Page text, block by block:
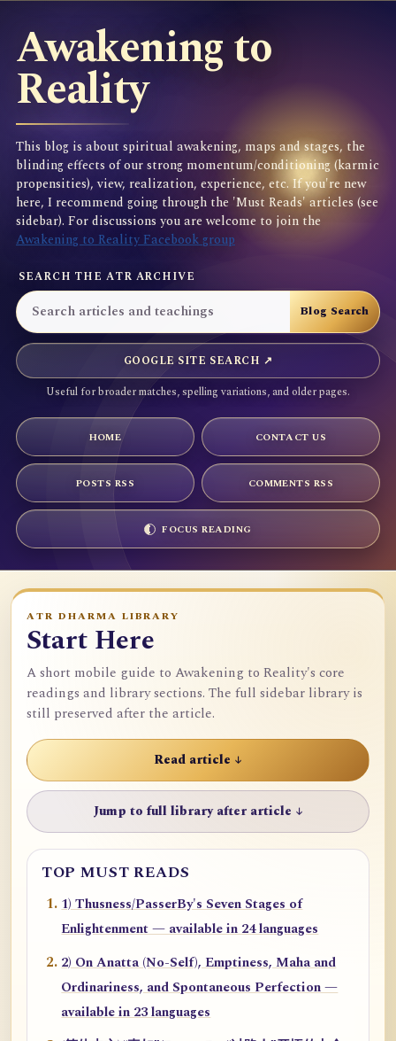
Awakening to
Reality
This blog is about spiritual awakening, maps and stages, the
blinding effects of our strong momentum/conditioning (karmic
propensities), view, realization, experience, etc. If you're new
here, I recommend going through the 'Must Reads' articles (see
sidebar). For discussions you are welcome to join the
Awakening to Reality Facebook group
SEARCH THE ATR ARCHIVE
GOOGLE SITE SEARCH ↗
Useful for broader matches, spelling variations, and older pages.
HOME CONTACT US
POSTS RSS COMMENTS RSS
FOCUS READING
ATR DHARMA LIBRARY
Start Here
A short mobile guide to Awakening to Reality's core
readings and library sections. The full sidebar library is
still preserved after the article.
Read article ↓
Jump to full library after article ↓
TOP MUST READS
1) Thusness/PasserBy's Seven Stages of
Enlightenment — available in 24 languages
2) On Anatta (No-Self), Emptiness, Maha and
Ordinariness, and Spontaneous Perfection —
available in 23 languages